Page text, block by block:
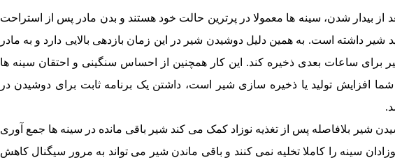
از بیدار شدن، سینه ها معمولا در پرترین حالت خود هستند و بدن مادر پس از استراحت
شیر داشته است. به همین دلیل دوشیدن شیر در این زمان بازدهی بالایی دارد و به مادر
برای ساعات بعدی ذخیره کند. این کار همچنین از احساس سنگینی و احتقان سینه ها
افزایش تولید یا ذخیره سازی شیر است، داشتن یک برنامه ثابت برای دوشیدن در
شیر بلافاصله پس از تغذیه نوزاد کمک می کند شیر باقی مانده در سینه ها جمع آوری
سینه را کاملا تخلیه نمی کنند و باقی ماندن شیر می تواند به مرور سیگنال کاهش